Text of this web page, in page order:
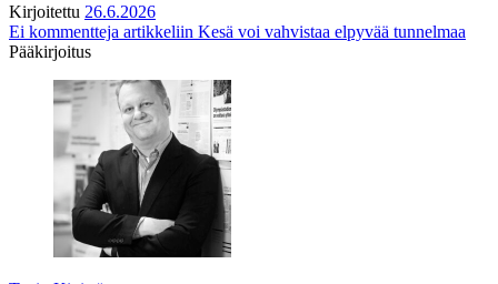
Kirjoitettu 26.6.2026
Ei kommentteja artikkeliin Kesä voi vahvistaa elpyvää tunnelmaa
Pääkirjoitus